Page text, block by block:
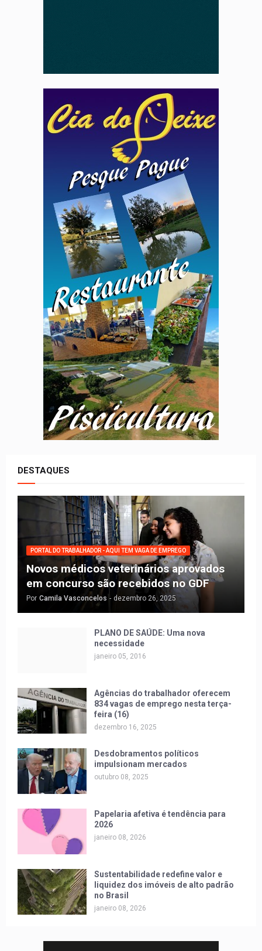
DESTAQUES
PORTAL DO TRABALHADOR - AQUI TEM VAGA DE EMPREGO
Novos médicos veterinários aprovados
em concurso são recebidos no GDF
Por Camila Vasconcelos - dezembro 26, 2025
PLANO DE SAÚDE: Uma nova
necessidade
janeiro 05, 2016
Agências do trabalhador oferecem
834 vagas de emprego nesta terça-
feira (16)
dezembro 16, 2025
Desdobramentos políticos
impulsionam mercados
outubro 08, 2025
Papelaria afetiva é tendência para
2026
janeiro 08, 2026
Sustentabilidade redefine valor e
liquidez dos imóveis de alto padrão
no Brasil
janeiro 08, 2026